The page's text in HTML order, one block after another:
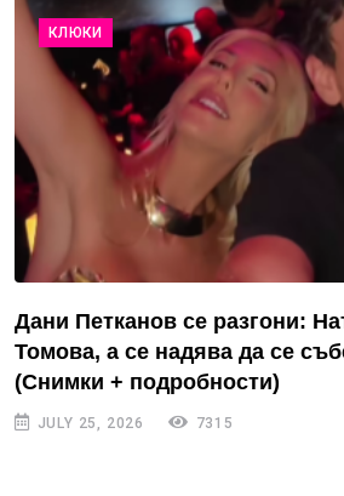
КЛЮКИ
Дани Петканов се разгони:
Томова, а се надява да се
(Снимки + подробности)
JULY 25, 2026 7315